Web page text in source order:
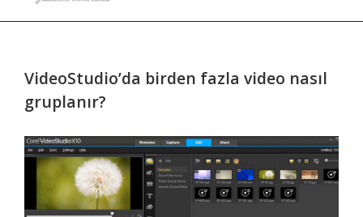
VideoStudio’da birden fazla video nasıl
gruplanır?
View
Larger